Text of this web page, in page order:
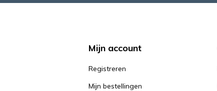
Mijn account
Registreren
Mijn bestellingen